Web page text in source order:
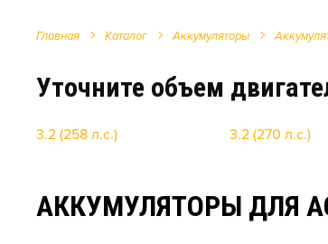
Главная Каталог Аккумуляторы
Уточните объем
3.2 (258 л.с.) 3.2 (270 л.с.)
АККУМУЛЯТОРЫ ДЛЯ